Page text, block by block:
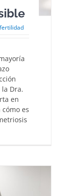
Dra.
en
es